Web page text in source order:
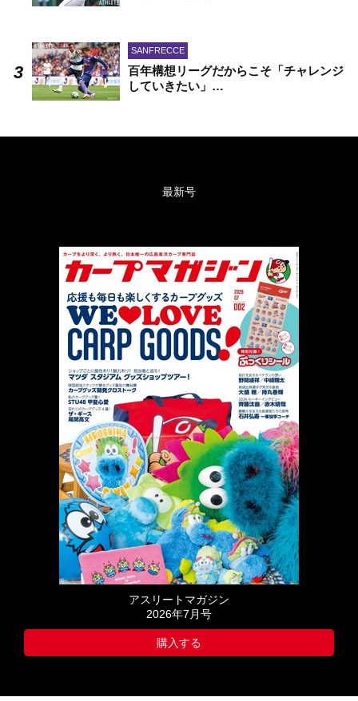
SANFRECCE
百年構想リーグだからこそ「チャレンジ
していきたい」…
最新号
アスリートマガジン
2026年7月号
購入する